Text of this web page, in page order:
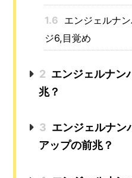
1.6 エンジェルナ
ジ6,目覚め
2 エンジェルナン
兆？
3 エンジェルナン
アップの前兆？